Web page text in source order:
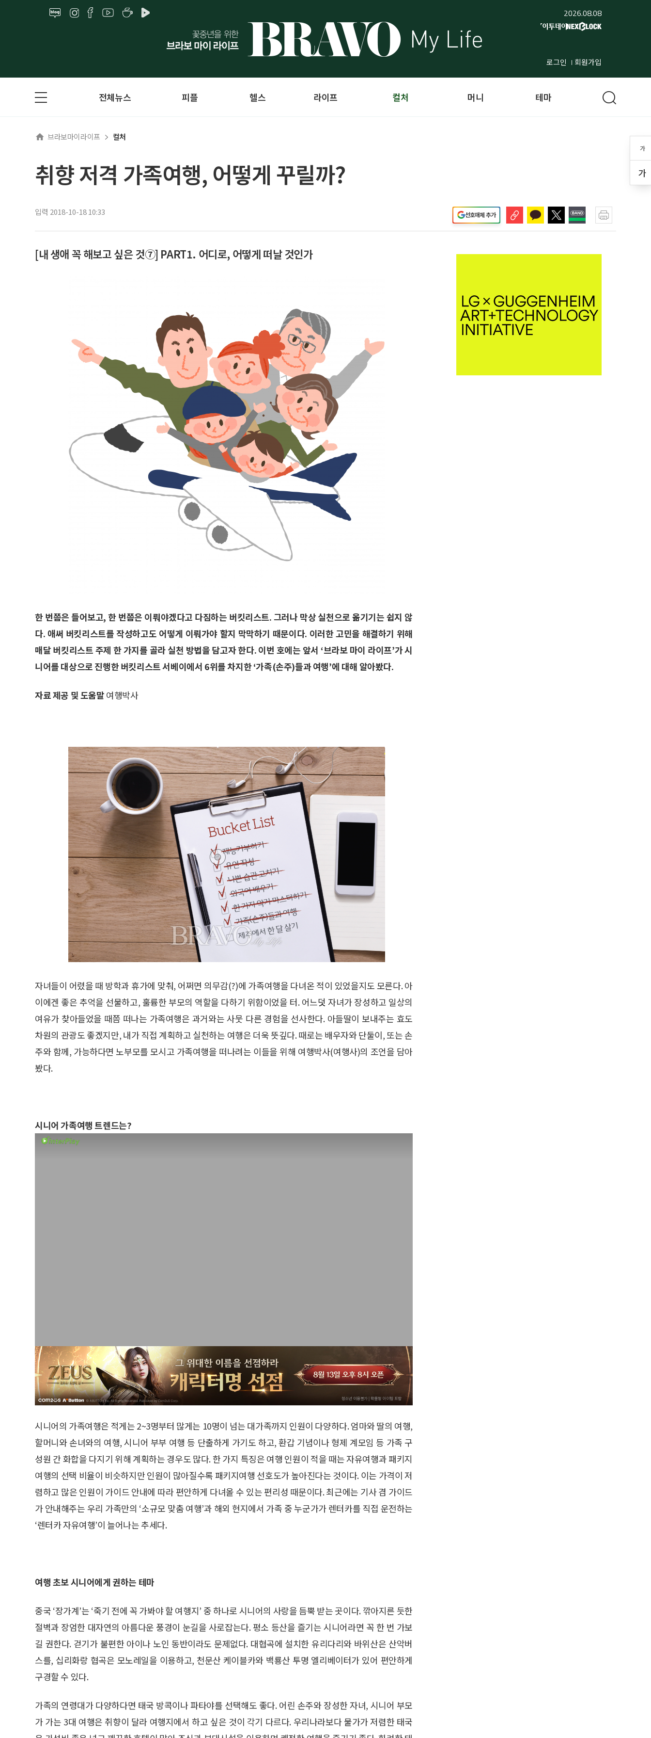
2026.08.08
로그인 회원가입
가
가
전체뉴스 피플 헬스 라이프 컬처 머니 테마
브라보마이라이프 컬처
취향 저격 가족여행, 어떻게 꾸릴까?
입력 2018-10-18 10:33 선호매체 추가
[내 생애 꼭 해보고 싶은 것⑦] PART1. 어디로, 어떻게 떠날 것인가
한 번쯤은 들어보고, 한 번쯤은 이뤄야겠다고 다짐하는 버킷리스트. 그러나 막상 실천으로 옮기기는 쉽지 않
다. 애써 버킷리스트를 작성하고도 어떻게 이뤄가야 할지 막막하기 때문이다. 이러한 고민을 해결하기 위해
매달 버킷리스트 주제 한 가지를 골라 실천 방법을 담고자 한다. 이번 호에는 앞서 ‘브라보 마이 라이프’가 시
니어를 대상으로 진행한 버킷리스트 서베이에서 6위를 차지한 ‘가족(손주)들과 여행’에 대해 알아봤다.
자료 제공 및 도움말여행박사
자녀들이 어렸을 때 방학과 휴가에 맞춰, 어쩌면 의무감(?)에 가족여행을 다녀온 적이 있었을지도 모른다. 아
이에겐 좋은 추억을 선물하고, 훌륭한 부모의 역할을 다하기 위함이었을 터. 어느덧 자녀가 장성하고 일상의
여유가 찾아들었을 때쯤 떠나는 가족여행은 과거와는 사뭇 다른 경험을 선사한다. 아들딸이 보내주는 효도
차원의 관광도 좋겠지만, 내가 직접 계획하고 실천하는 여행은 더욱 뜻깊다. 때로는 배우자와 단둘이, 또는 손
주와 함께, 가능하다면 노부모를 모시고 가족여행을 떠나려는 이들을 위해 여행박사(여행사)의 조언을 담아
봤다.
시니어 가족여행 트렌드는?
시니어의 가족여행은 적게는 2~3명부터 많게는 10명이 넘는 대가족까지 인원이 다양하다. 엄마와 딸의 여행,
할머니와 손녀와의 여행, 시니어 부부 여행 등 단출하게 가기도 하고, 환갑 기념이나 형제 계모임 등 가족 구
성원 간 화합을 다지기 위해 계획하는 경우도 많다. 한 가지 특징은 여행 인원이 적을 때는 자유여행과 패키지
여행의 선택 비율이 비슷하지만 인원이 많아질수록 패키지여행 선호도가 높아진다는 것이다. 이는 가격이 저
렴하고 많은 인원이 가이드 안내에 따라 편안하게 다녀올 수 있는 편리성 때문이다. 최근에는 기사 겸 가이드
가 안내해주는 우리 가족만의 ‘소규모 맞춤 여행’과 해외 현지에서 가족 중 누군가가 렌터카를 직접 운전하는
‘렌터카 자유여행’이 늘어나는 추세다.
여행 초보 시니어에게 권하는 테마
중국 ‘장가계’는 ‘죽기 전에 꼭 가봐야 할 여행지’ 중 하나로 시니어의 사랑을 듬뿍 받는 곳이다. 깎아지른 듯한
절벽과 장엄한 대자연의 아름다운 풍경이 눈길을 사로잡는다. 평소 등산을 즐기는 시니어라면 꼭 한 번 가보
길 권한다. 걷기가 불편한 아이나 노인 동반이라도 문제없다. 대협곡에 설치한 유리다리와 바위산은 산악버
스를, 십리화랑 협곡은 모노레일을 이용하고, 천문산 케이블카와 백룡산 투명 엘리베이터가 있어 편안하게
구경할 수 있다.
가족의 연령대가 다양하다면 태국 방콕이나 파타야를 선택해도 좋다. 어린 손주와 장성한 자녀, 시니어 부모
가 가는 3대 여행은 취향이 달라 여행지에서 하고 싶은 것이 각기 다르다. 우리나라보다 물가가 저렴한 태국